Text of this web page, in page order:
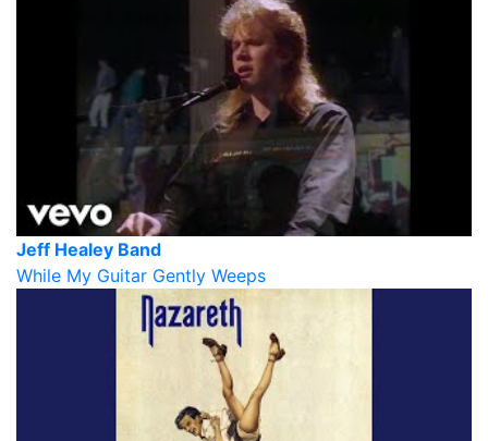
Jeff Healey Band
While My Guitar Gently Weeps